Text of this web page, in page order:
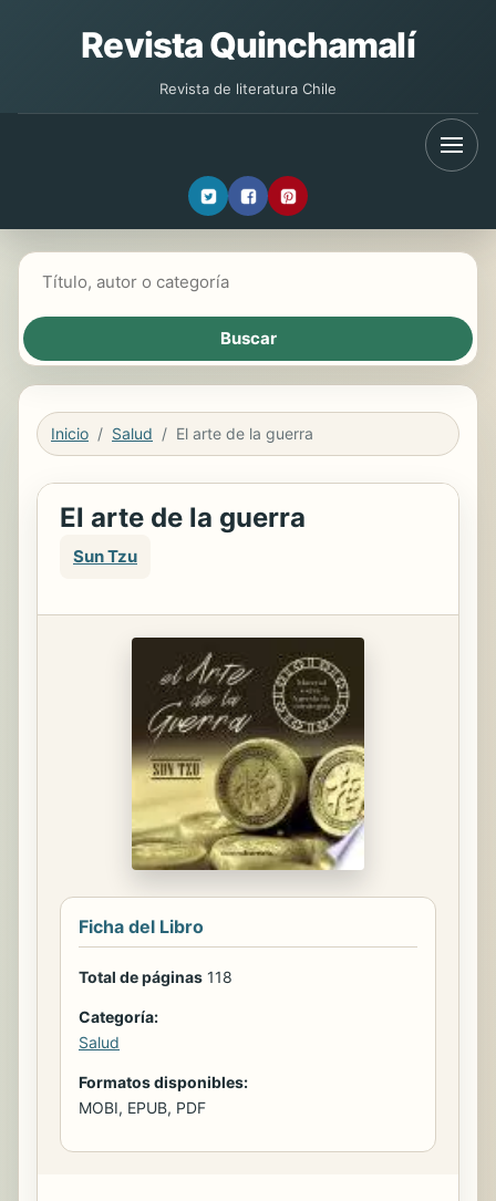
Revista Quinchamalí
Revista de literatura Chile
Inicio Salud El arte de la guerra
El arte de la guerra
Sun Tzu
Ficha del Libro
Total de páginas 118
Categoría:
Salud
Formatos disponibles:
MOBI, EPUB, PDF